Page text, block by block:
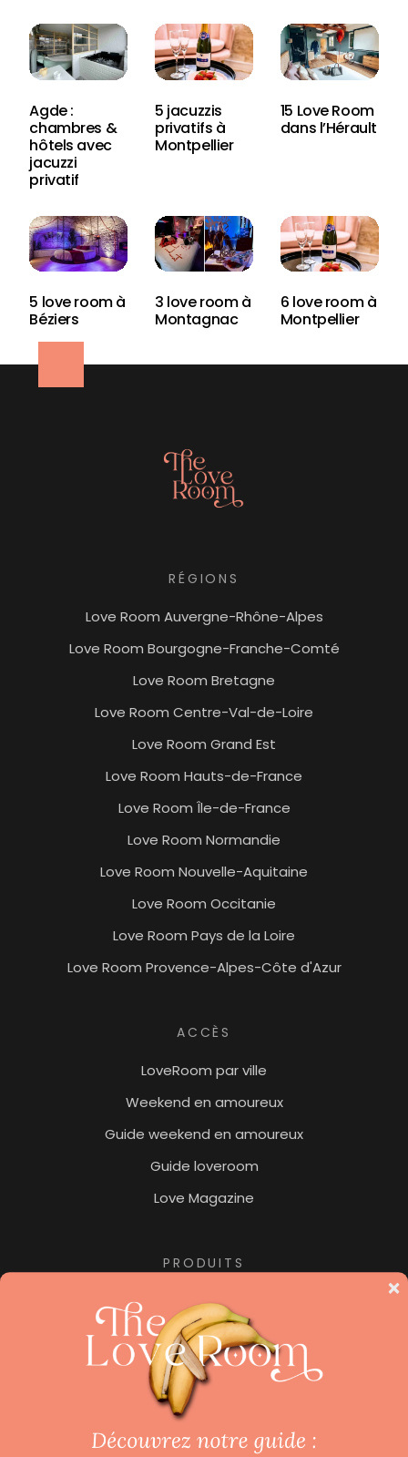
Agde :
chambres &
hôtels avec
jacuzzi
privatif
5 jacuzzis
privatifs à
Montpellier
15 Love Room
dans l’Hérault
5 love room à
Béziers
3 love room à
Montagnac
6 love room à
Montpellier
RÉGIONS
Love Room Auvergne-Rhône-Alpes
Love Room Bourgogne-Franche-Comté
Love Room Bretagne
Love Room Centre-Val-de-Loire
Love Room Grand Est
Love Room Hauts-de-France
Love Room Île-de-France
Love Room Normandie
Love Room Nouvelle-Aquitaine
Love Room Occitanie
Love Room Pays de la Loire
Love Room Provence-Alpes-Côte d'Azur
ACCÈS
LoveRoom par ville
Weekend en amoureux
Guide weekend en amoureux
Guide loveroom
Love Magazine
PRODUITS
Jacuzzi privatif
Nuit insolite
Pour les amoureux des hôtels de luxe, ne manquez
pas notre collection «Beaux Hôtels
hôtels de luxe et hôtels avec spa.